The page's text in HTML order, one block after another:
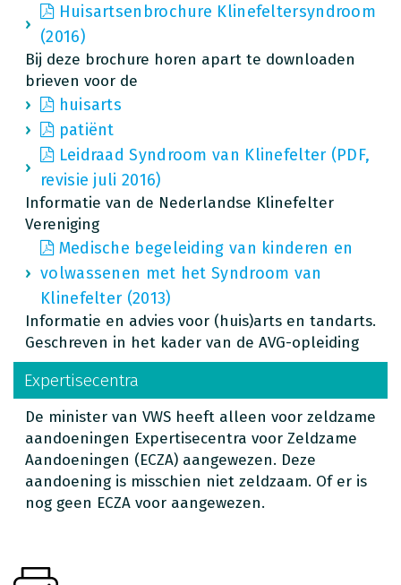
Huisartsenbrochure Klinefeltersyndroom
(2016)
Bij deze brochure horen apart te downloaden
brieven voor de
huisarts
patiënt
Leidraad Syndroom van Klinefelter (PDF,
revisie juli 2016)
Informatie van de Nederlandse Klinefelter
Vereniging
Medische begeleiding van kinderen en
volwassenen met het Syndroom van
Klinefelter (2013)
Informatie en advies voor (huis)arts en tandarts.
Geschreven in het kader van de AVG-opleiding
Expertisecentra
De minister van VWS heeft alleen voor zeldzame
aandoeningen Expertisecentra voor Zeldzame
Aandoeningen (ECZA) aangewezen. Deze
aandoening is misschien niet zeldzaam. Of er is
nog geen ECZA voor aangewezen.